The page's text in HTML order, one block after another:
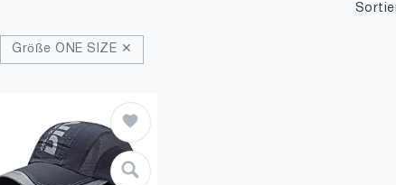
Größe ONE SIZE ✕